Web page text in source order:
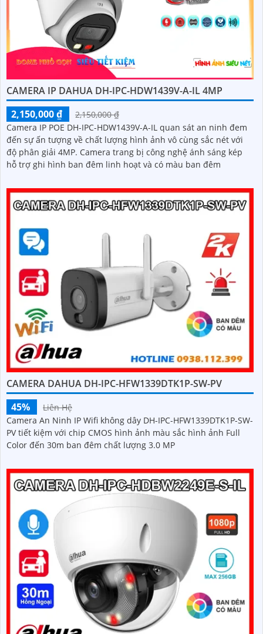
CAMERA IP DAHUA DH-IPC-HDW1439V-A-IL 4MP
2,150,000 ₫
2,150,000 ₫
Camera IP POE DH-IPC-HDW1439V-A-IL quan sát an ninh đem
đến sự ấn tượng về chất lượng hình ảnh vô cùng sắc nét với
độ phân giải 4MP. Camera trang bị công nghệ ánh sáng kép
hỗ trợ ghi hình ban đêm linh hoạt và có màu ban đêm
CAMERA DAHUA DH-IPC-HFW1339DTK1P-SW-PV
45%
Liên Hệ
Camera An Ninh IP Wifi không dây DH-IPC-HFW1339DTK1P-SW-
PV tiết kiệm với chip CMOS hình ảnh màu sắc hình ảnh Full
Color đến 30m ban đêm chất lượng 3.0 MP